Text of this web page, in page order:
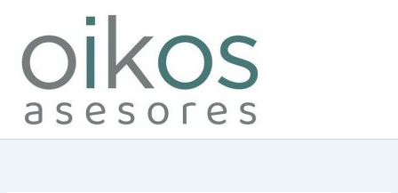
contenido